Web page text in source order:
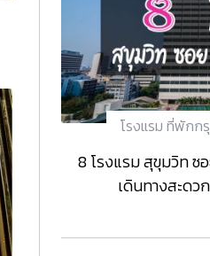
โรงแรม ที่พักก
8 โรงแรม สุขุมวิท ซ
เดินทางสะดว